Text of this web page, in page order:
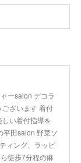
ーsalon デコラ
ございます 着付
い着付指導を
平田salon 野菜ソ
ィング、ラッピ
徒歩7分程の麻